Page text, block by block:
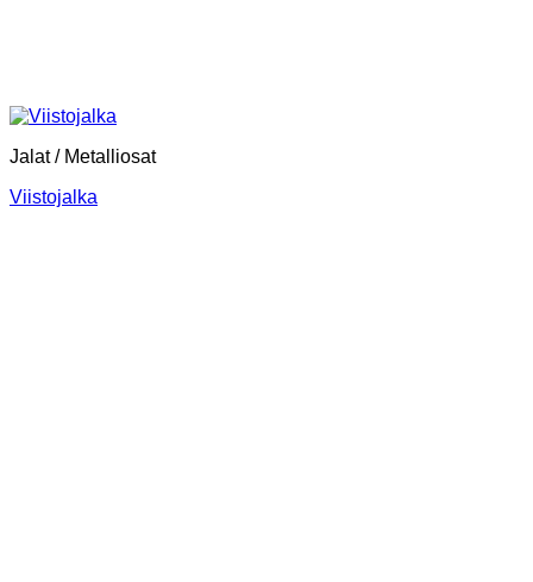
Jalat / Metalliosat
Viistojalka